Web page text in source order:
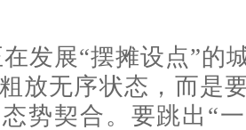
发展“摆摊设点”的
放无序状态，而是
势契合。要跳出“